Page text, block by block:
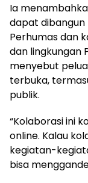
Ia
dapat
Perhumas dan
dan lingkungan
menyebut
terbuka,
publik.
“Kolaborasi ini
online. Kalau
kegiatan-
bisa